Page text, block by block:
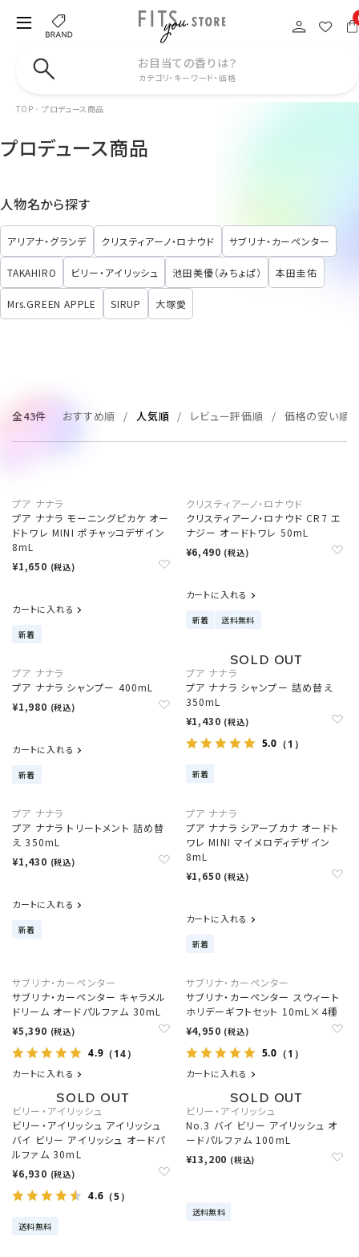
お目当ての香りは？
カテゴリ・キーワード・価格
TOP プロデュース商品
プロデュース商品
人物名から探す
アリアナ・グランデ クリスティアーノ・ロナウド サブリナ・カーペンター
TAKAHIRO ビリー・アイリッシュ 池田美優（みちょぱ） 本田圭佑
Mrs.GREEN APPLE SIRUP 大塚愛
全43件 おすすめ順 人気順 レビュー評価順 価格の安い順
プア ナナラ
プア ナナラ モーニングピカケ オー
ドトワレ MINI ポチャッコデザイン
8mL
¥1,650 (税込)
カートに入れる
新着
クリスティアーノ・ロナウド
クリスティアーノ・ロナウド CR7 エ
ナジー オードトワレ 50mL
¥6,490 (税込)
カートに入れる
新着 送料無料
プア ナナラ
プア ナナラ シャンプー 400mL
¥1,980 (税込)
カートに入れる
新着
プア ナナラ
プア ナナラ シャンプー 詰め替え
350mL
¥1,430 (税込)
5.0 （1）
新着
プア ナナラ
プア ナナラ トリートメント 詰め替
え 350mL
¥1,430 (税込)
カートに入れる
新着
プア ナナラ
プア ナナラ シアープカナ オードト
ワレ MINI マイメロディデザイン
8mL
¥1,650 (税込)
カートに入れる
新着
サブリナ・カーペンター
サブリナ・カーペンター キャラメル
ドリーム オードパルファム 30mL
¥5,390 (税込)
4.9 （14）
カートに入れる
サブリナ・カーペンター
サブリナ・カーペンター スウィート
ホリデーギフトセット 10mL×4種
¥4,950 (税込)
5.0 （1）
カートに入れる
ビリー・アイリッシュ
ビリー・アイリッシュ アイリッシュ
バイ ビリー アイリッシュ オードパ
ルファム 30mL
¥6,930 (税込)
4.6 （5）
送料無料
ビリー・アイリッシュ
No.3 バイ ビリー アイリッシュ オ
ードパルファム 100mL
¥13,200 (税込)
送料無料